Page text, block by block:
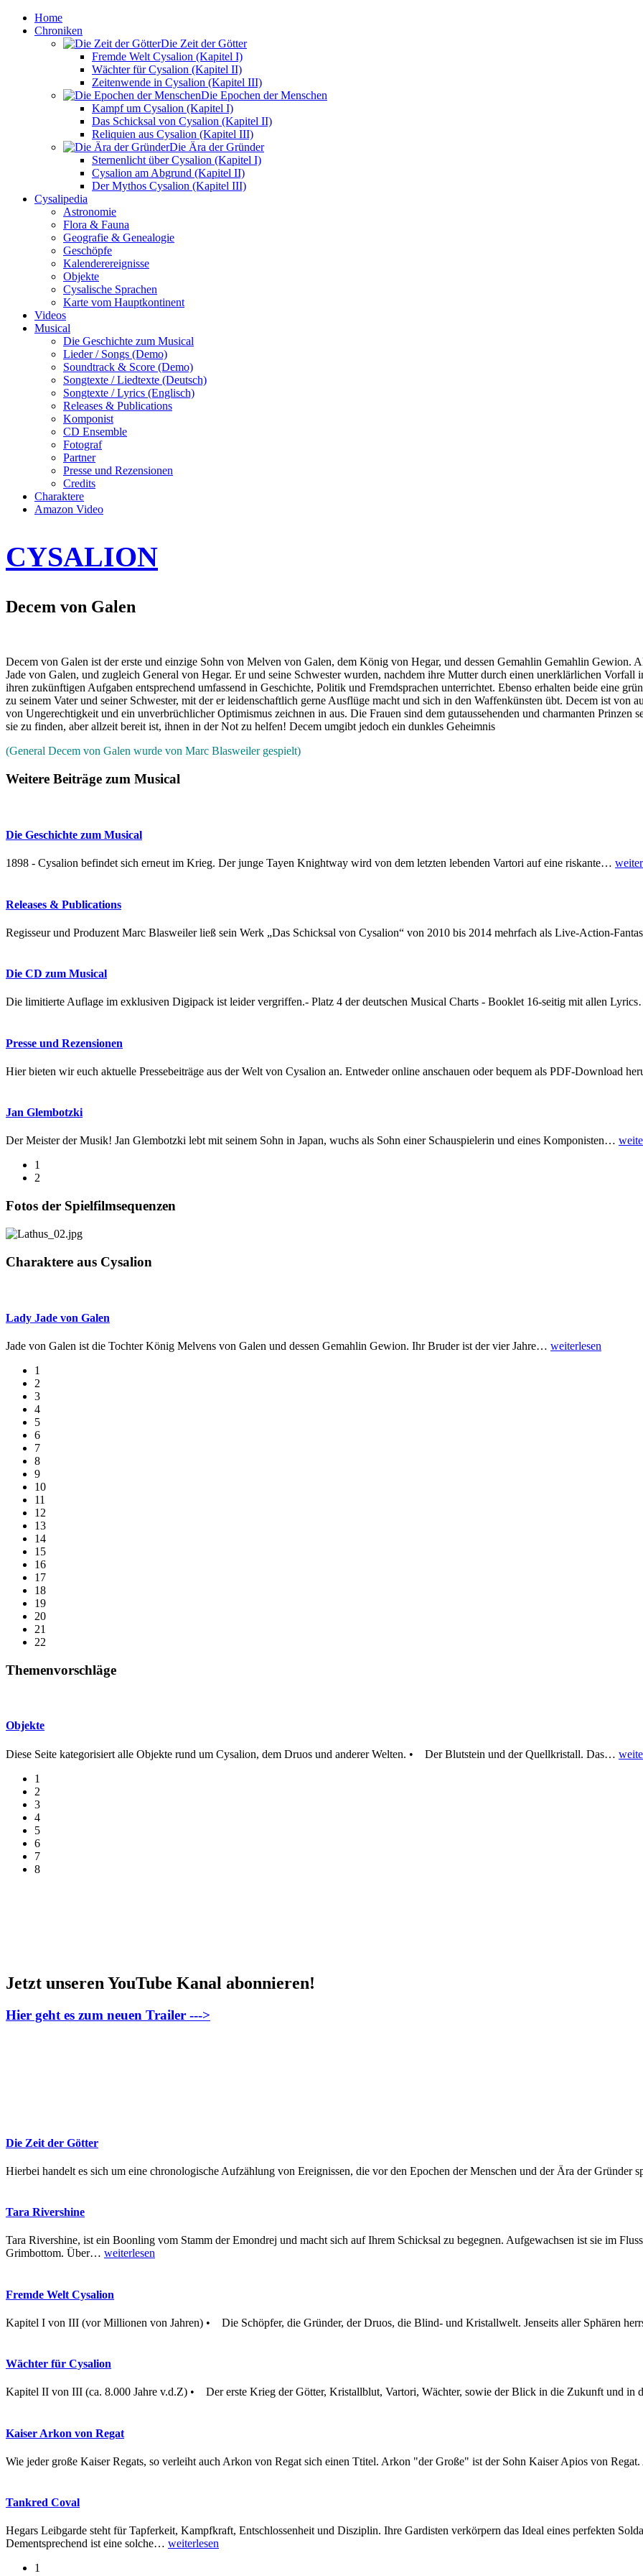
Home
Chroniken
Die Zeit der Götter
Fremde Welt Cysalion (Kapitel I)
Wächter für Cysalion (Kapitel II)
Zeitenwende in Cysalion (Kapitel III)
Die Epochen der Menschen
Kampf um Cysalion (Kapitel I)
Das Schicksal von Cysalion (Kapitel II)
Reliquien aus Cysalion (Kapitel III)
Die Ära der Gründer
Sternenlicht über Cysalion (Kapitel I)
Cysalion am Abgrund (Kapitel II)
Der Mythos Cysalion (Kapitel III)
Cysalipedia
Astronomie
Flora & Fauna
Geografie & Genealogie
Geschöpfe
Kalenderereignisse
Objekte
Cysalische Sprachen
Karte vom Hauptkontinent
Videos
Musical
Die Geschichte zum Musical
Lieder / Songs (Demo)
Soundtrack & Score (Demo)
Songtexte / Liedtexte (Deutsch)
Songtexte / Lyrics (Englisch)
Releases & Publications
Komponist
CD Ensemble
Fotograf
Partner
Presse und Rezensionen
Credits
Charaktere
Amazon Video
CYSALION
Decem von Galen
Decem von Galen ist der erste und einzige Sohn von Melven von Galen, dem König von Hegar, und dessen Gemahlin Gemahlin Gewion.
Jade von Galen, und zugleich General von Hegar. Er und seine Schwester wurden, nachdem ihre Mutter durch einen unerklärlichen
ihren zukünftigen Aufgaben entsprechend umfassend in Geschichte, Politik und Fremdsprachen unterrichtet. Ebenso erhalten beide eine
zu seinem Vater und seiner Schwester, mit der er leidenschaftlich gerne Ausflüge macht und sich in den Waffenkünsten übt. Decem ist
von Ungerechtigkeit und ein unverbrüchlicher Optimismus zeichnen in aus. Die Frauen sind dem gutaussehenden und charmanten Prinzen
sie zu finden, aber allzeit bereit ist, ihnen in der Not zu helfen! Decem umgibt jedoch ein dunkles Geheimnis
(General Decem von Galen wurde von Marc Blasweiler gespielt)
Weitere Beiträge zum Musical
Die Geschichte zum Musical
1898 - Cysalion befindet sich erneut im Krieg. Der junge Tayen Knightway wird von dem letzten lebenden Vartori auf eine riskante…
Releases & Publications
Regisseur und Produzent Marc Blasweiler ließ sein Werk „Das Schicksal von Cysalion“ von 2010 bis 2014 mehrfach als Live-Action-
Die CD zum Musical
Die limitierte Auflage im exklusiven Digipack ist leider vergriffen.- Platz 4 der deutschen Musical Charts - Booklet 16-seitig mit allen Lyrics
Presse und Rezensionen
Hier bieten wir euch aktuelle Pressebeiträge aus der Welt von Cysalion an. Entweder online anschauen oder bequem als PDF-Download
Jan Glembotzki
Der Meister der Musik! Jan Glembotzki lebt mit seinem Sohn in Japan, wuchs als Sohn einer Schauspielerin und eines Komponisten…
1
2
Fotos der Spielfilmsequenzen
Charaktere aus Cysalion
Lady Jade von Galen
Jade von Galen ist die Tochter König Melvens von Galen und dessen Gemahlin Gewion. Ihr Bruder ist der vier Jahre… weiterlesen
1
2
3
4
5
6
7
8
9
10
11
12
13
14
15
16
17
18
19
20
21
22
Themenvorschläge
Objekte
Diese Seite kategorisiert alle Objekte rund um Cysalion, dem Druos und anderer Welten. • Der Blutstein und der Quellkristall. Das…
1
2
3
4
5
6
7
8
Jetzt unseren YouTube Kanal abonnieren!
Hier geht es zum neuen Trailer --->
Die Zeit der Götter
Hierbei handelt es sich um eine chronologische Aufzählung von Ereignissen, die vor den Epochen der Menschen und der Ära der Gründer
Tara Rivershine
Tara Rivershine, ist ein Boonling vom Stamm der Emondrej und macht sich auf Ihrem Schicksal zu begegnen. Aufgewachsen ist sie im
Grimbottom. Über… weiterlesen
Fremde Welt Cysalion
Kapitel I von III (vor Millionen von Jahren) • Die Schöpfer, die Gründer, der Druos, die Blind- und Kristallwelt. Jenseits aller Sphären
Wächter für Cysalion
Kapitel II von III (ca. 8.000 Jahre v.d.Z) • Der erste Krieg der Götter, Kristallblut, Vartori, Wächter, sowie der Blick in die Zukunft und in
Kaiser Arkon von Regat
Wie jeder große Kaiser Regats, so verleiht auch Arkon von Regat sich einen Ttitel. Arkon "der Große" ist der Sohn Kaiser Apios von
Tankred Coval
Hegars Leibgarde steht für Tapferkeit, Kampfkraft, Entschlossenheit und Disziplin. Ihre Gardisten verkörpern das Ideal eines perfekten
Dementsprechend ist eine solche… weiterlesen
1